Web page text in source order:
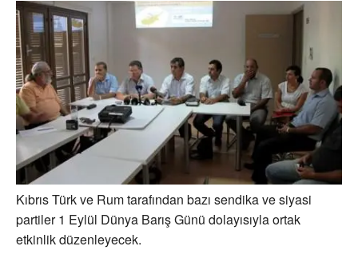
Kıbrıs Türk ve Rum tarafından bazı sendika ve siyasi
partiler 1 Eylül Dünya Barış Günü dolayısıyla ortak
etkinlik düzenleyecek.